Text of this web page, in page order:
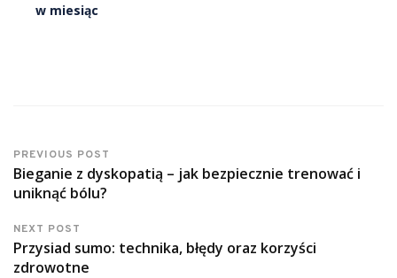
w miesiąc
PREVIOUS POST
Bieganie z dyskopatią – jak bezpiecznie trenować i
uniknąć bólu?
NEXT POST
Przysiad sumo: technika, błędy oraz korzyści
zdrowotne